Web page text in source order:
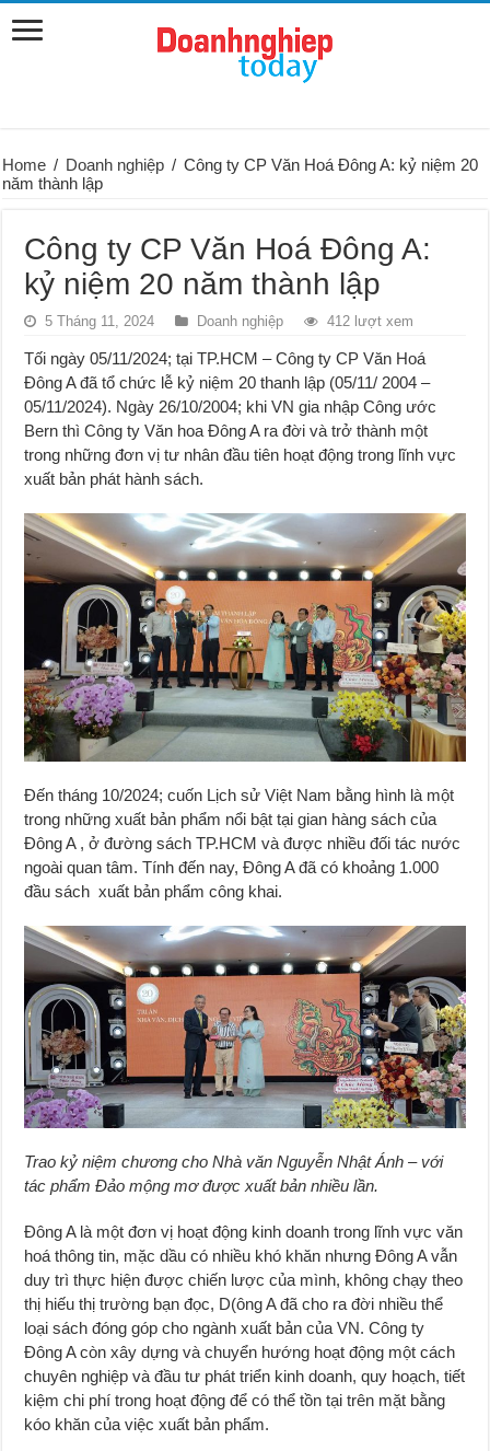
Home / Doanh nghiệp / Công ty CP Văn Hoá Đông A: kỷ niệm 20
năm thành lập
Công ty CP Văn Hoá Đông A:
kỷ niệm 20 năm thành lập
5 Tháng 11, 2024 Doanh nghiệp 412 lượt xem
Tối ngày 05/11/2024; tại TP.HCM – Công ty CP Văn Hoá
Đông A đã tổ chức lễ kỷ niệm 20 thanh lập (05/11/ 2004 –
05/11/2024). Ngày 26/10/2004; khi VN gia nhập Công ước
Bern thì Công ty Văn hoa Đông A ra đời và trở thành một
trong những đơn vị tư nhân đầu tiên hoạt động trong lĩnh vực
xuất bản phát hành sách.
Đến tháng 10/2024; cuốn Lịch sử Việt Nam bằng hình là một
trong những xuất bản phẩm nổi bật tại gian hàng sách của
Đông A , ở đường sách TP.HCM và được nhiều đối tác nước
ngoài quan tâm. Tính đến nay, Đông A đã có khoảng 1.000
đầu sách xuất bản phẩm công khai.
Trao kỷ niệm chương cho Nhà văn Nguyễn Nhật Ánh – với
tác phẩm Đảo mộng mơ được xuất bản nhiều lần.
Đông A là một đơn vị hoạt động kinh doanh trong lĩnh vực văn
hoá thông tin, mặc dầu có nhiều khó khăn nhưng Đông A vẫn
duy trì thực hiện được chiến lược của mình, không chạy theo
thị hiếu thị trường bạn đọc, D(ông A đã cho ra đời nhiều thể
loại sách đóng góp cho ngành xuất bản của VN. Công ty
Đông A còn xây dựng và chuyển hướng hoạt động một cách
chuyên nghiệp và đầu tư phát triển kinh doanh, quy hoạch, tiết
kiệm chi phí trong hoạt động để có thể tồn tại trên mặt bằng
kóo khăn của việc xuất bản phẩm.